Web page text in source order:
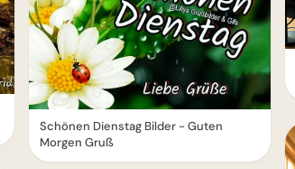
Schönen Dienstag Bilder - Guten
Morgen Gruß